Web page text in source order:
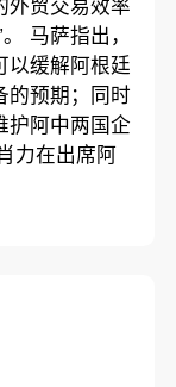
马萨指出，
以缓解阿根廷
的预期；同时
护阿中两国企
力在出席阿